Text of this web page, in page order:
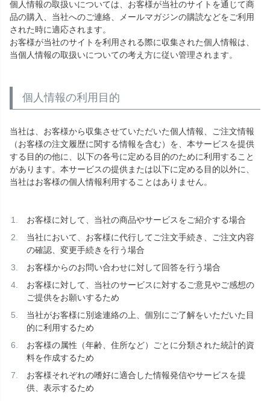
個人情報の取扱いについては、お客様が当社のサイトを通じて商
品の購入、当社へのご連絡、メールマガジンの購読などをご利用
された時に適応されます。
お客様が当社のサイトを利用される際に収集された個人情報は、
当個人情報の取扱いについての考え方に従い管理されます。
個人情報の利用目的
当社は、お客様から収集させていただいた個人情報、ご注文情報
（お客様の注文履歴に関する情報を含む）を、本サービスを提供
する目的の他に、以下の各号に定める目的のために利用すること
があります。本サービスの提供または以下に定める目的以外に、
当社はお客様の個人情報利用することはありません。
お客様に対して、当社の商品やサービスをご紹介する場合
当社において、お客様に代行してご注文手続き、ご注文内容
の確認、変更手続きを行う場合
お客様からのお問い合わせに対して回答を行う場合
お客様に対して、当社のサービスに対するご意見やご感想の
ご提供をお願いするため
当社がお客様に別途連絡の上、個別にご了解をいただいた目
的に利用するため
お客様の属性（年齢、住所など）ごとに分類された統計的資
料を作成するため
お客様それぞれの嗜好に適合した情報発信やサービスを提
供、表示するため